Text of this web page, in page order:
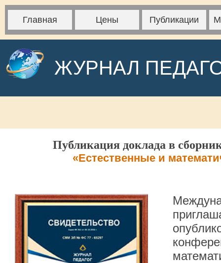
Главная Цены Публикации
ЖУРНАЛ
Публикация доклада в
«Естественные и